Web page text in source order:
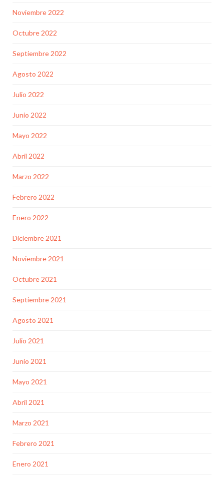
Noviembre 2022
Octubre 2022
Septiembre 2022
Agosto 2022
Julio 2022
Junio 2022
Mayo 2022
Abril 2022
Marzo 2022
Febrero 2022
Enero 2022
Diciembre 2021
Noviembre 2021
Octubre 2021
Septiembre 2021
Agosto 2021
Julio 2021
Junio 2021
Mayo 2021
Abril 2021
Marzo 2021
Febrero 2021
Enero 2021